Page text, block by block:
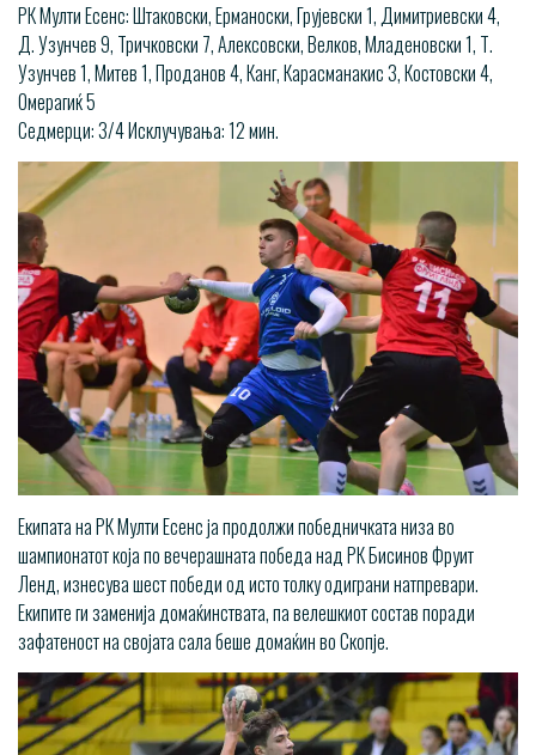
РК Мулти Есенс: Штаковски, Ерманоски, Грујевски 1, Димитриевски 4,
Д. Узунчев 9, Тричковски 7, Алексовски, Велков, Младеновски 1, Т.
Узунчев 1, Митев 1, Проданов 4, Канг, Карасманакис 3, Костовски 4,
Омерагиќ 5
Седмерци: 3/4 Исклучувања: 12 мин.
Екипата на РК Мулти Есенс ја продолжи победничката низа во
шампионатот која по вечерашната победа над РК Бисинов Фруит
Ленд, изнесува шест победи од исто толку одиграни натпревари.
Екипите ги заменија домаќинствата, па велешкиот состав поради
зафатеност на својата сала беше домаќин во Скопје.